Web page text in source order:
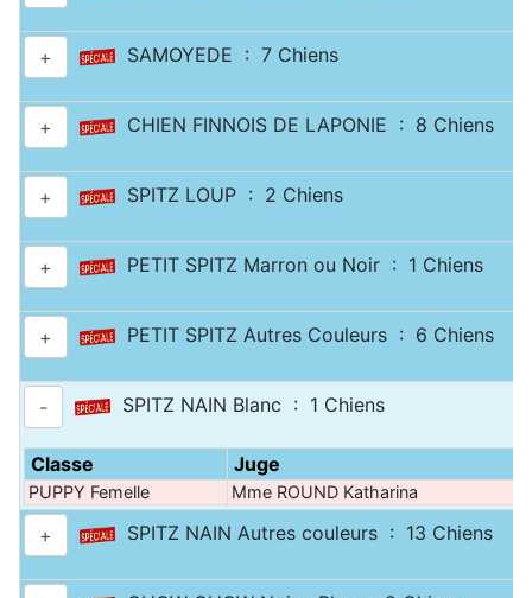
+ SAMOYEDE : 7 Chiens
+ CHIEN FINNOIS DE LAPONIE : 8 Chiens
+ SPITZ LOUP : 2 Chiens
+ PETIT SPITZ Marron ou Noir : 1 Chiens
+ PETIT SPITZ Autres Couleurs : 6 Chiens
- SPITZ NAIN Blanc : 1 Chiens
Classe Juge
PUPPY Femelle Mme ROUND Katharina
+ SPITZ NAIN Autres couleurs : 13 Chiens